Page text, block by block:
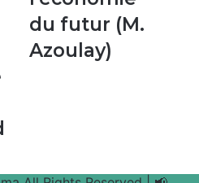
du
futur
(M.
Azoulay)
du futur (M.
Azoulay)